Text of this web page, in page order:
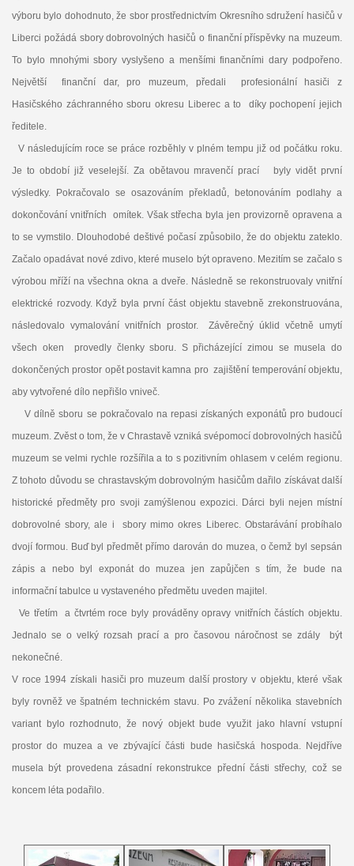
výboru bylo dohodnuto, že sbor prostřednictvím Okresního sdružení hasičů v
Liberci požádá sbory dobrovolných hasičů o finanční příspěvky na muzeum.
To bylo mnohými sbory vyslyšeno a menšími finančními dary podpořeno.
Největší finanční dar, pro muzeum, předali profesionální hasiči z
Hasičského záchranného sboru okresu Liberec a to díky pochopení jejich
ředitele.
V následujícím roce se práce rozběhly v plném tempu již od počátku roku.
Je to období již veselejší. Za obětavou mravenčí prací byly vidět první
výsledky. Pokračovalo se osazováním překladů, betonováním podlahy a
dokončování vnitřních omítek. Však střecha byla jen provizorně opravena a
to se vymstilo. Dlouhodobé deštivé počasí způsobilo, že do objektu zateklo.
Začalo opadávat nové zdivo, které muselo být opraveno. Mezitím se začalo s
výrobou mříží na všechna okna a dveře. Následně se rekonstruovaly vnitřní
elektrické rozvody. Když byla první část objektu stavebně zrekonstruována,
následovalo vymalování vnitřních prostor. Závěrečný úklid včetně umytí
všech oken provedly členky sboru. S přicházející zimou se musela do
dokončených prostor opět postavit kamna pro zajištění temperování objektu,
aby vytvořené dílo nepřišlo vniveč.
V dílně sboru se pokračovalo na repasi získaných exponátů pro budoucí
muzeum. Zvěst o tom, že v Chrastavě vzniká svépomocí dobrovolných hasičů
muzeum se velmi rychle rozšířila a to s pozitivním ohlasem v celém regionu.
Z tohoto důvodu se chrastavským dobrovolným hasičům dařilo získávat další
historické předměty pro svoji zamýšlenou expozici. Dárci byli nejen místní
dobrovolné sbory, ale i sbory mimo okres Liberec. Obstarávání probíhalo
dvojí formou. Buď byl předmět přímo darován do muzea, o čemž byl sepsán
zápis a nebo byl exponát do muzea jen zapůjčen s tím, že bude na
informační tabulce u vystaveného předmětu uveden majitel.
Ve třetím a čtvrtém roce byly prováděny opravy vnitřních částích objektu.
Jednalo se o velký rozsah prací a pro časovou náročnost se zdály být
nekonečné.
V roce 1994 získali hasiči pro muzeum další prostory v objektu, které však
byly rovněž ve špatném technickém stavu. Po zvážení několika stavebních
variant bylo rozhodnuto, že nový objekt bude využit jako hlavní vstupní
prostor do muzea a ve zbývající části bude hasičská hospoda. Nejdříve
musela být provedena zásadní rekonstrukce přední části střechy, což se
koncem léta podařilo.